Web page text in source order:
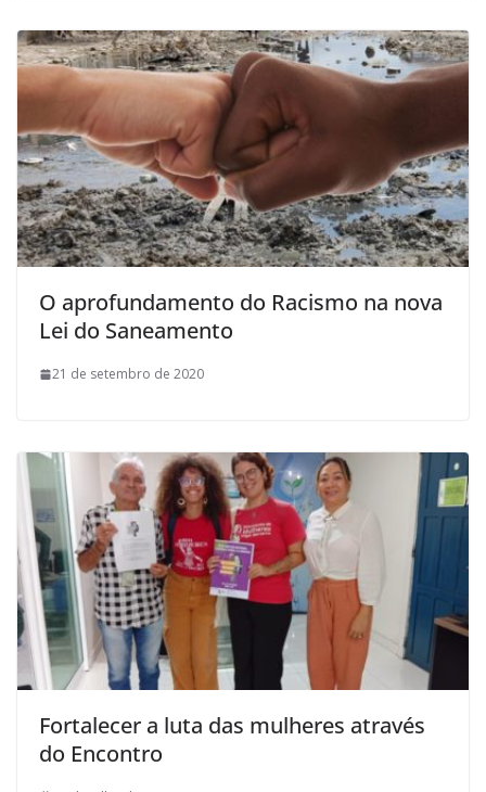
O aprofundamento do Racismo na nova
Lei do Saneamento
21 de setembro de 2020
Fortalecer a luta das mulheres através
do Encontro